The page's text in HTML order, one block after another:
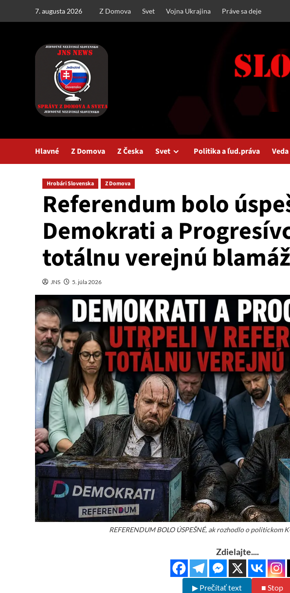
7. augusta 2026 Z Domova Svet Vojna Ukrajina Práve sa deje
Hlavné Z Domova Z Česka Svet Politika a ľud.práva
Hrobári Slovenska Z Domova
Referendum bolo
Demokrati a
totálnu verejnú blamáž
JNS 5. júla 2026
REFERENDUM BOLO ÚSPEŠNÉ, ak rozhodlo o politickom
Zdielajte....
▶ Prečítať text ■ Stop